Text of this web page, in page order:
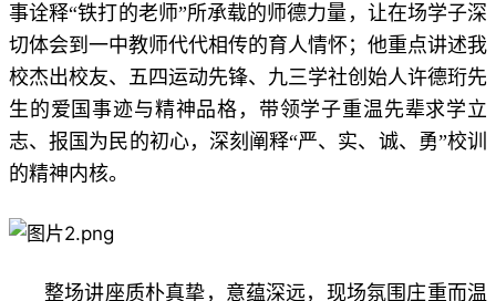
事诠释“铁打的老师”所承载的师德力量，让在场学子深
切体会到一中教师代代相传的育人情怀；他重点讲述我
校杰出校友、五四运动先锋、九三学社创始人许德珩先
生的爱国事迹与精神品格，带领学子重温先辈求学立
志、报国为民的初心，深刻阐释“严、实、诚、勇”校训
的精神内核。
整场讲座质朴真挚，意蕴深远，现场氛围庄重而温